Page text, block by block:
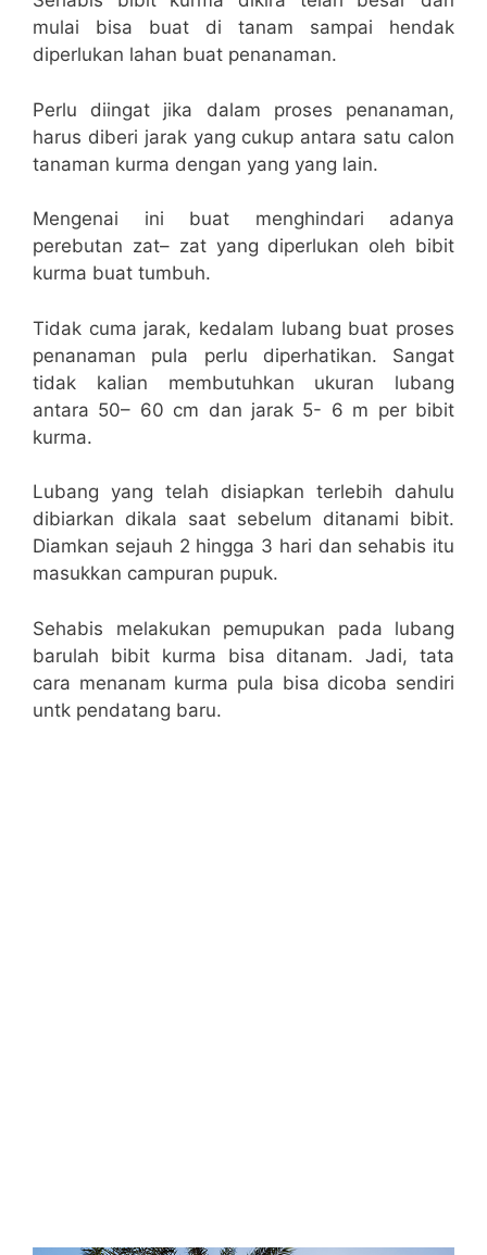
mulai bisa buat di tanam sampai hendak
diperlukan lahan buat penanaman.
Perlu diingat jika dalam proses penanaman,
harus diberi jarak yang cukup antara satu calon
tanaman kurma dengan yang yang lain.
Mengenai ini buat menghindari adanya
perebutan zat– zat yang diperlukan oleh bibit
kurma buat tumbuh.
Tidak cuma jarak, kedalam lubang buat proses
penanaman pula perlu diperhatikan. Sangat
tidak kalian membutuhkan ukuran lubang
antara 50– 60 cm dan jarak 5- 6 m per bibit
kurma.
Lubang yang telah disiapkan terlebih dahulu
dibiarkan dikala saat sebelum ditanami bibit.
Diamkan sejauh 2 hingga 3 hari dan sehabis itu
masukkan campuran pupuk.
Sehabis melakukan pemupukan pada lubang
barulah bibit kurma bisa ditanam. Jadi, tata
cara menanam kurma pula bisa dicoba sendiri
untk pendatang baru.